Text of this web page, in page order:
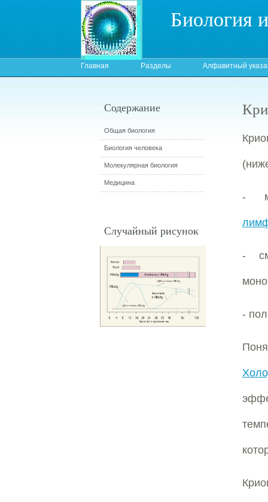
Биология
Главная Разделы Алфавитный
-
-
-
Содержание
Общая биология
Биология человека
Молекулярная биология
Медицина
Случайный рисунок